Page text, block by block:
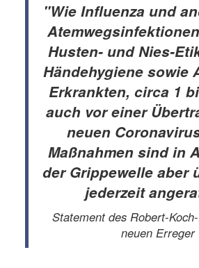
"Wie Influenza und
Husten- und Nies-
Händehygiene sowie
Erkrankten, circa 1
auch vor einer
neuen
Maßnahmen sind in
der Grippewelle aber
jederzeit
Statement des Robert-
neuen Erreger